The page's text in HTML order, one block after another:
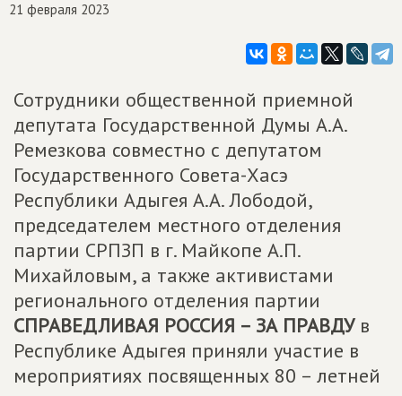
21 февраля 2023
Сотрудники общественной приемной
депутата Государственной Думы А.А.
Ремезкова совместно с депутатом
Государственного Совета-Хасэ
Республики Адыгея А.А. Лободой,
председателем местного отделения
партии СРПЗП в г. Майкопе А.П.
Михайловым, а также активистами
регионального отделения партии
СПРАВЕДЛИВАЯ РОССИЯ – ЗА ПРАВДУв
Республике Адыгея приняли участие в
мероприятиях посвященных 80 – летней